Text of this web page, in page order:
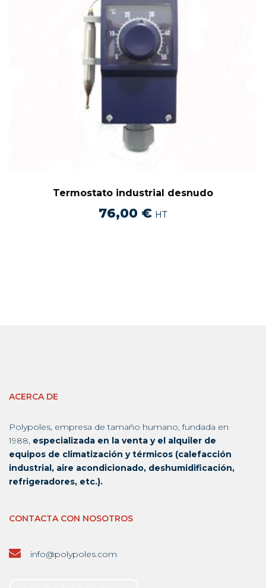
Termostato industrial desnudo
76,00 € HT
ACERCA DE
Polypoles, empresa de tamaño humano, fundada en
1988, especializada en la venta y el alquiler de
equipos de climatización y térmicos (calefacción
industrial, aire acondicionado, deshumidificación,
refrigeradores, etc.).
CONTACTA CON NOSOTROS
info@polypoles.com